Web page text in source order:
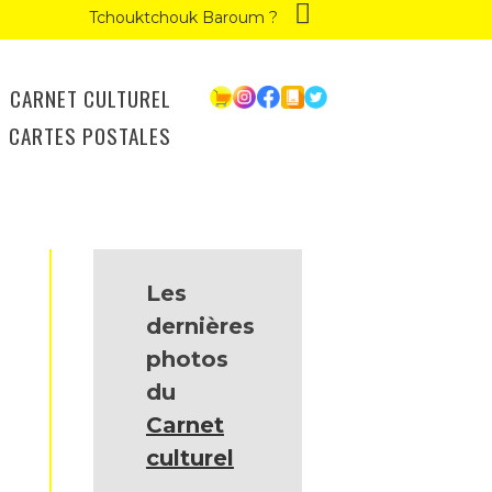
Tchouktchouk Baroum ?
CARNET CULTUREL
CARTES POSTALES
Les
dernières
photos
du
Carnet
culturel